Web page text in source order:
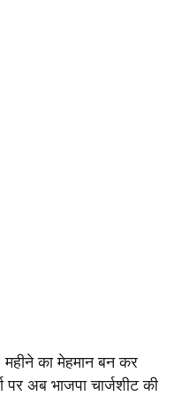
का मेहमान बन कर
पर अब भाजपा चार्जशीट की